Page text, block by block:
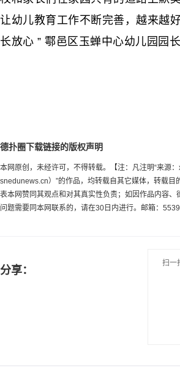
让幼儿教育工作不断完善，越来越
长放心 ” 鄠邑区玉蝉中心幼儿园园长
德扑圈下载链接的版权声明
本网原创，未经许可，不得转载。【注：凡注明“来源
snedunews.cn）”的作品，均转载自其它媒体，转载目
表本网赞同其观点和对其真实性负责；如因作品内容、
问题需要同本网联系的，请在30日内进行。邮箱：
分享：
扫一